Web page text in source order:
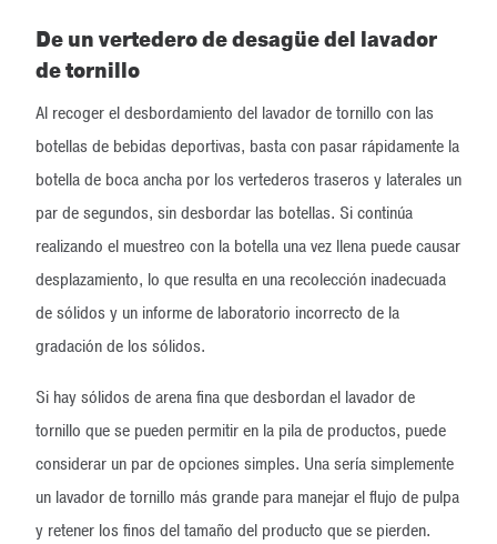
De un vertedero de desagüe del lavador
de tornillo
Al recoger el desbordamiento del lavador de tornillo con las
botellas de bebidas deportivas, basta con pasar rápidamente la
botella de boca ancha por los vertederos traseros y laterales un
par de segundos, sin desbordar las botellas. Si continúa
realizando el muestreo con la botella una vez llena puede causar
desplazamiento, lo que resulta en una recolección inadecuada
de sólidos y un informe de laboratorio incorrecto de la
gradación de los sólidos.
Si hay sólidos de arena fina que desbordan el lavador de
tornillo que se pueden permitir en la pila de productos, puede
considerar un par de opciones simples. Una sería simplemente
un lavador de tornillo más grande para manejar el flujo de pulpa
y retener los finos del tamaño del producto que se pierden.